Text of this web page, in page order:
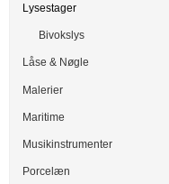
Lysestager
Bivokslys
Låse & Nøgle
Malerier
Maritime
Musikinstrumenter
Porcelæn